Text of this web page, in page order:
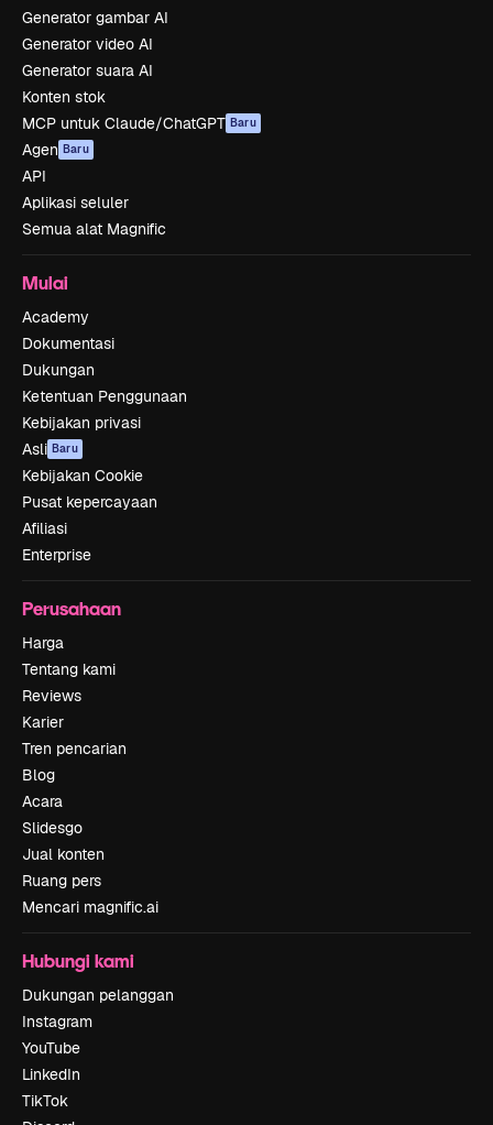
Generator gambar AI
Generator video AI
Generator suara AI
Konten stok
MCP untuk Claude/ChatGPT Baru
Agen Baru
API
Aplikasi seluler
Semua alat Magnific
Mulai
Academy
Dokumentasi
Dukungan
Ketentuan Penggunaan
Kebijakan privasi
Asli Baru
Kebijakan Cookie
Pusat kepercayaan
Afiliasi
Enterprise
Perusahaan
Harga
Tentang kami
Reviews
Karier
Tren pencarian
Blog
Acara
Slidesgo
Jual konten
Ruang pers
Mencari magnific.ai
Hubungi kami
Dukungan pelanggan
Instagram
YouTube
LinkedIn
TikTok